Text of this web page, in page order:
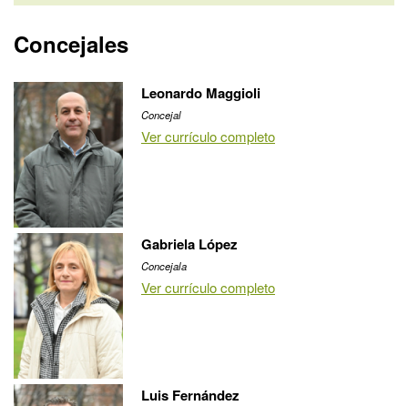
Concejales
Leonardo Maggioli
Concejal
Ver currículo completo
Gabriela López
Concejala
Ver currículo completo
Luis Fernández